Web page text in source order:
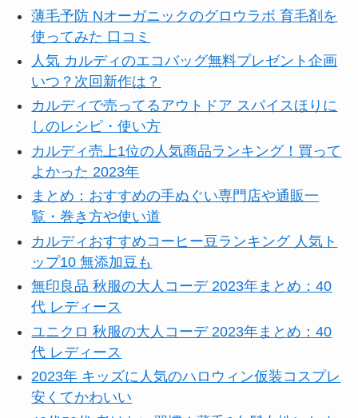
薄毛予防 Nオーガニックのグロウラボ 育毛剤を
使ってみた 口コミ
人気 カルディのエコバッグ無料プレゼント企画
いつ？次回新作は？
カルディで売ってるアウトドア スパイスほりに
しのレシピ・使い方
カルディ売上1位の人気商品ランキング！買って
よかった 2023年
まとめ：おすすめの手ぬぐい専門店や通販一
覧・巻き方や使い道
カルディおすすめコーヒー豆ランキング 人気ト
ップ10 無添加豆も
無印良品 秋服の大人コーデ 2023年まとめ：40
代 レディース
ユニクロ 秋服の大人コーデ 2023年まとめ：40
代 レディース
2023年 キッズに人気のハロウィン仮装コスプレ
安くてかわいい